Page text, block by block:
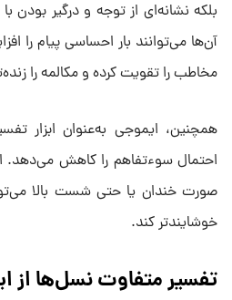
بلکه نشانه‌ای از توجه و درگیر
آن‌ها می‌توانند بار احساسی پیام را
مخاطب را تقویت کرده و مکالمه را
همچنین، ایموجی به‌عنوان ابزار
احتمال سوءتفاهم را کاهش می‌دهد.
صورت خندان یا حتی شست بالا
خوشایندتر کند.
تفسیر متفاوت نسل‌ها از